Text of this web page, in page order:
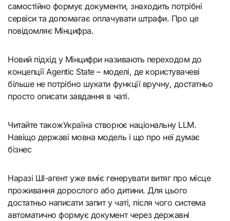
самостійно формує документи, знаходить потрібні
сервіси та допомагає оплачувати штрафи. Про це
повідомляє Мінцифра.
Новий підхід у Мінцифри називають переходом до
концепції Agentic State – моделі, де користувачеві
більше не потрібно шукати функції вручну, достатньо
просто описати завдання в чаті.
Читайте такожУкраїна створює національну LLM.
Навіщо державі мовна модель і що про неї думає
бізнес
Наразі ШІ-агент уже вміє генерувати витяг про місце
проживання дорослого або дитини. Для цього
достатньо написати запит у чаті, після чого система
автоматично формує документ через державні